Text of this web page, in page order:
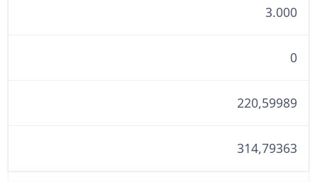
3.000
0
220,59989
314,79363